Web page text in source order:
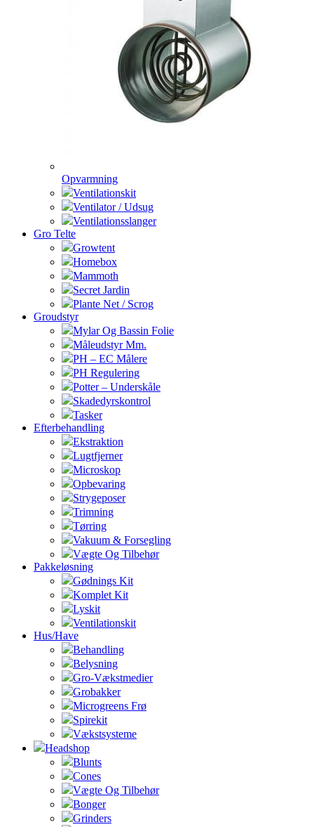
Opvarmning
Ventilationskit
Ventilator / Udsug
Ventilationsslanger
Gro Telte
Growtent
Homebox
Mammoth
Secret Jardin
Plante Net / Scrog
Groudstyr
Mylar Og Bassin Folie
Måleudstyr Mm.
PH – EC Målere
PH Regulering
Potter – Underskåle
Skadedyrskontrol
Tasker
Efterbehandling
Ekstraktion
Lugtfjerner
Microskop
Opbevaring
Strygeposer
Trimning
Tørring
Vakuum & Forsegling
Vægte Og Tilbehør
Pakkeløsning
Gødnings Kit
Komplet Kit
Lyskit
Ventilationskit
Hus/Have
Behandling
Belysning
Gro-Vækstmedier
Grobakker
Microgreens Frø
Spirekit
Vækstsysteme
Headshop
Blunts
Cones
Vægte Og Tilbehør
Bonger
Grinders